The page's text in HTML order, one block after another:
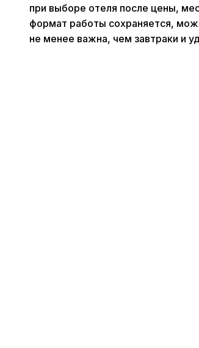
при выборе отеля после цены,
формат работы сохраняется,
не менее важна, чем завтраки и